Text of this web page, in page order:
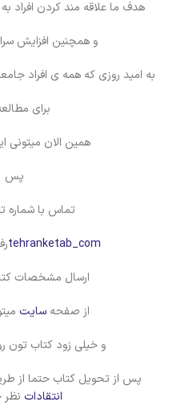
هدف ما علاقه مند کردن افراد
و همچنین افزایش
به امید روزی که همه ی افراد
برای
همین الان میتونی
پس
تماس با شماره تلفن :
tehranketab_com
ارسال مشخصات
از صفحهسایت
و خیلی زود کتاب تون
پس از تحویل کتاب حتما از
انتقادات نظر